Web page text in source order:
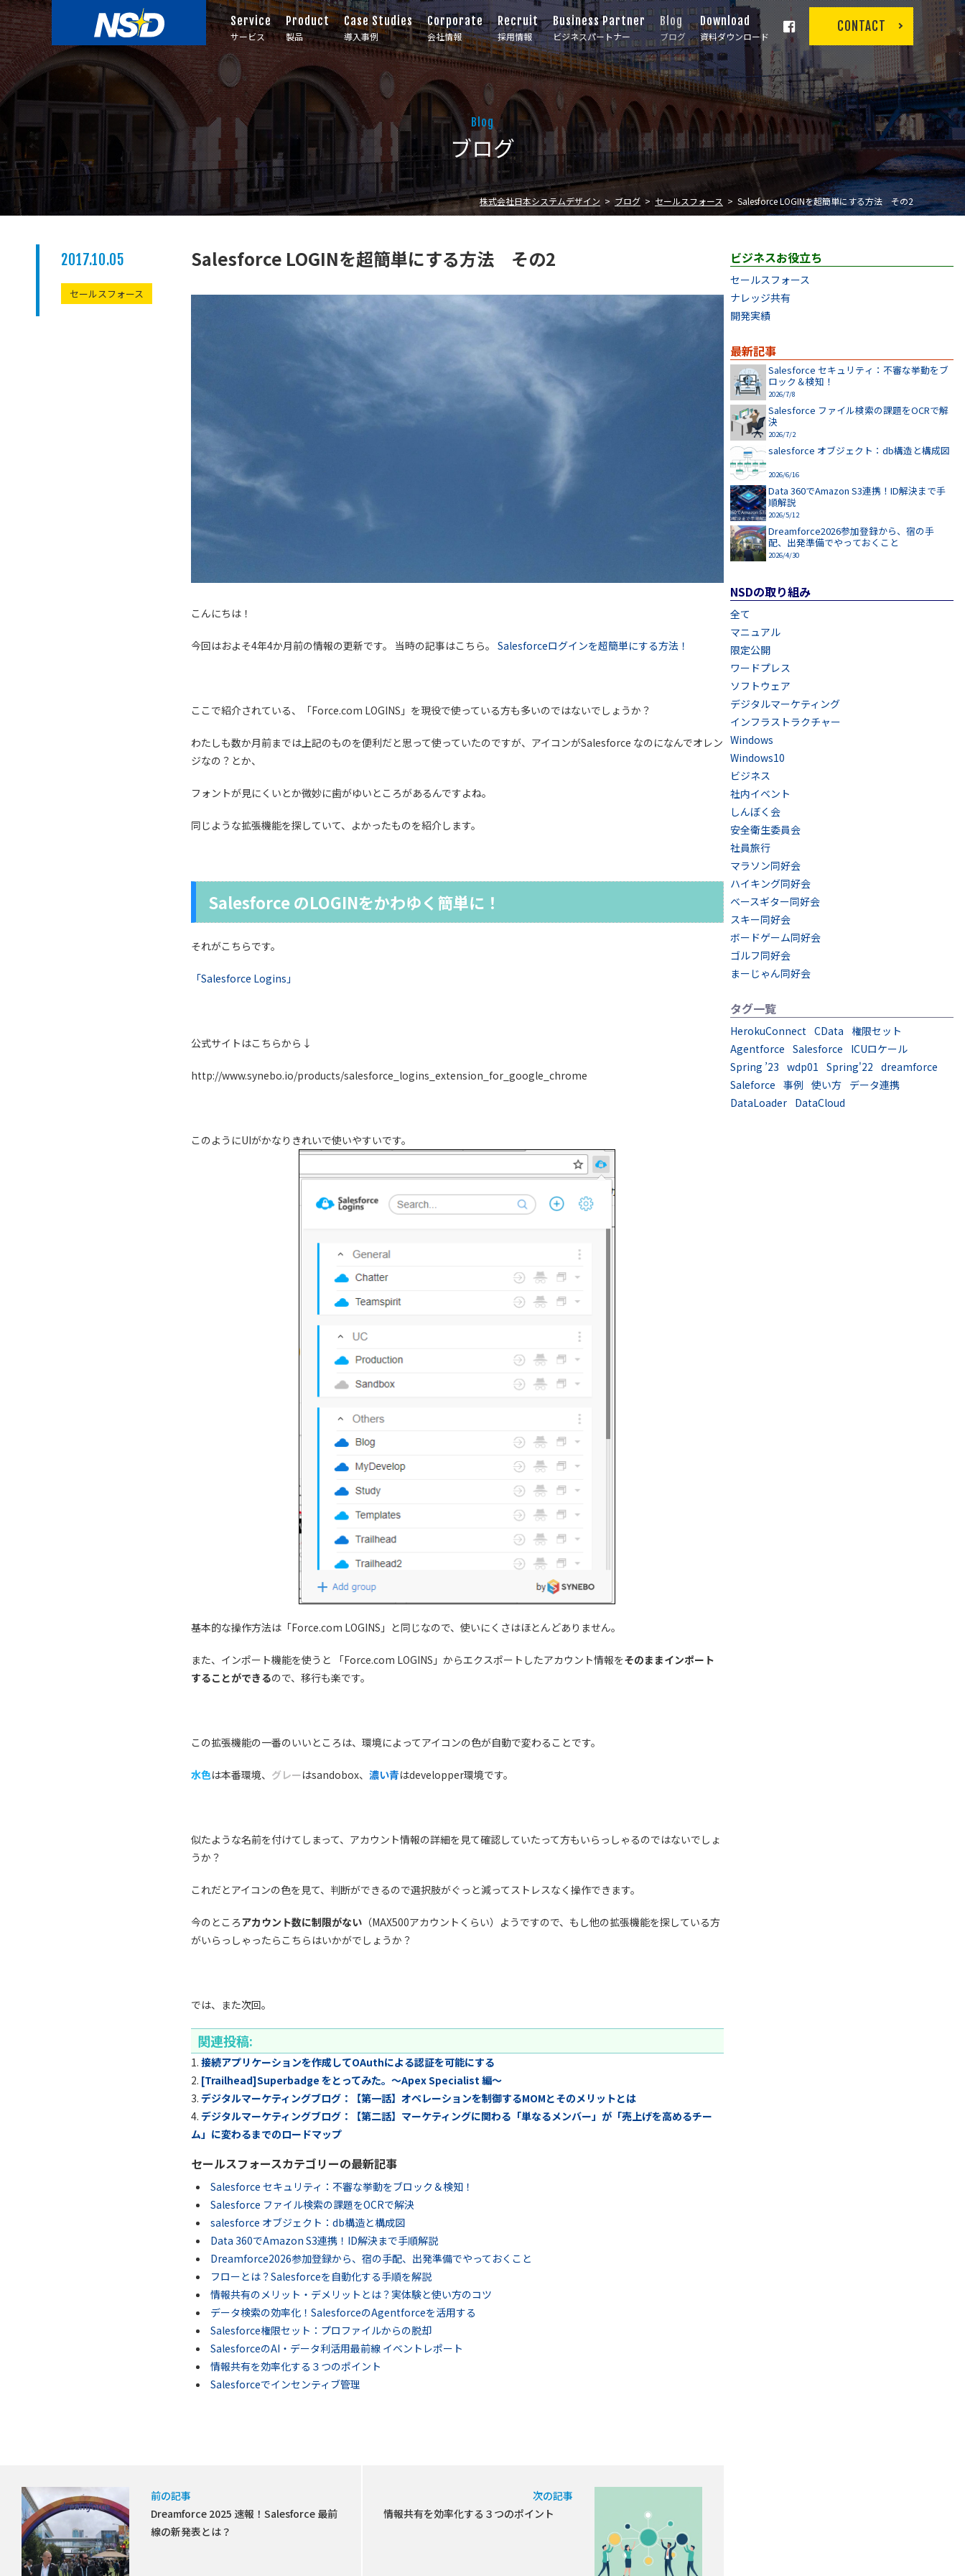
Service
サービス
Product
製品
Case Studies
導入事例
Corporate
会社情報
Recruit
採用情報
Business Partner
ビジネスパートナー
Blog
ブログ
Download
資料ダウンロード
CONTACT
Blog
ブログ
株式会社日本システムデザイン ブログ セールスフォース Salesforce LOGINを超簡単にする方法 その2
2017.10.05
セールスフォース
Salesforce LOGINを超簡単にする方法 その2
こんにちは！
今回はおよそ4年4か月前の情報の更新です。 当時の記事はこちら。 Salesforceログインを超簡単にする方法！
ここで紹介されている、「Force.com LOGINS」を現役で使っている方も多いのではないでしょうか？
わたしも数か月前までは上記のものを便利だと思って使っていたのですが、アイコンがSalesforce なのになんでオレン
ジなの？とか、
フォントが見にくいとか微妙に歯がゆいところがあるんですよね。
同じような拡張機能を探していて、よかったものを紹介します。
Salesforce のLOGINをかわゆく簡単に！
それがこちらです。
「Salesforce Logins」
公式サイトはこちらから↓
http://www.synebo.io/products/salesforce_logins_extension_for_google_chrome
このようにUIがかなりきれいで使いやすいです。
基本的な操作方法は「Force.com LOGINS」と同じなので、使いにくさはほとんどありません。
また、インポート機能を使うと 「Force.com LOGINS」からエクスポートしたアカウント情報をそのままインポート
することができるので、移行も楽です。
この拡張機能の一番のいいところは、環境によってアイコンの色が自動で変わることです。
水色は本番環境、 グレーはsandobox、 濃い青はdevelopper環境です。
似たような名前を付けてしまって、アカウント情報の詳細を見て確認していたって方もいらっしゃるのではないでしょ
うか？
これだとアイコンの色を見て、判断ができるので選択肢がぐっと減ってストレスなく操作できます。
今のところアカウント数に制限がない（MAX500アカウントくらい）ようですので、もし他の拡張機能を探している方
がいらっしゃったらこちらはいかがでしょうか？
では、また次回。
関連投稿:
接続アプリケーションを作成してOAuthによる認証を可能にする
[Trailhead]Superbadge をとってみた。～Apex Specialist 編～
デジタルマーケティングブログ：【第一話】オペレーションを制御するMOMとそのメリットとは
デジタルマーケティングブログ：【第二話】マーケティングに関わる「単なるメンバー」が「売上げを高めるチー
ム」に変わるまでのロードマップ
セールスフォースカテゴリーの最新記事
Salesforce セキュリティ：不審な挙動をブロック＆検知！
Salesforce ファイル検索の課題をOCRで解決
salesforce オブジェクト：db構造と構成図
Data 360でAmazon S3連携！ID解決まで手順解説
Dreamforce2026参加登録から、宿の手配、出発準備でやっておくこと
フローとは？Salesforceを自動化する手順を解説
情報共有のメリット・デメリットとは？実体験と使い方のコツ
データ検索の効率化！SalesforceのAgentforceを活用する
Salesforce権限セット：プロファイルからの脱却
SalesforceのAI・データ利活用最前線 イベントレポート
情報共有を効率化する３つのポイント
Salesforceでインセンティブ管理
前の記事
Dreamforce 2025 速報！Salesforce 最前
線の新発表とは？
次の記事
情報共有を効率化する３つのポイント
ビジネスお役立ち
セールスフォース
ナレッジ共有
開発実績
最新記事
Salesforce セキュリティ：不審な挙動をブ
ロック＆検知！
2026/7/8
Salesforce ファイル検索の課題をOCRで解
決
2026/7/2
salesforce オブジェクト：db構造と構成図
2026/6/16
Data 360でAmazon S3連携！ID解決まで手
順解説
2026/5/12
Dreamforce2026参加登録から、宿の手
配、出発準備でやっておくこと
2026/4/30
NSDの取り組み
全て
マニュアル
限定公開
ワードプレス
ソフトウェア
デジタルマーケティング
インフラストラクチャー
Windows
Windows10
ビジネス
社内イベント
しんぼく会
安全衛生委員会
社員旅行
マラソン同好会
ハイキング同好会
ベースギター同好会
スキー同好会
ボードゲーム同好会
ゴルフ同好会
まーじゃん同好会
タグ一覧
HerokuConnect CData 権限セット
Agentforce Salesforce
ICUロケール
Spring ’23 wdp01 Spring'22 dreamforce
Saleforce 事例 使い方 データ連携
DataLoader DataCloud